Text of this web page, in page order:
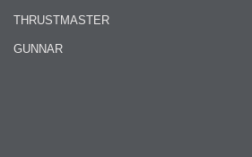
THRUSTMASTER
GUNNAR